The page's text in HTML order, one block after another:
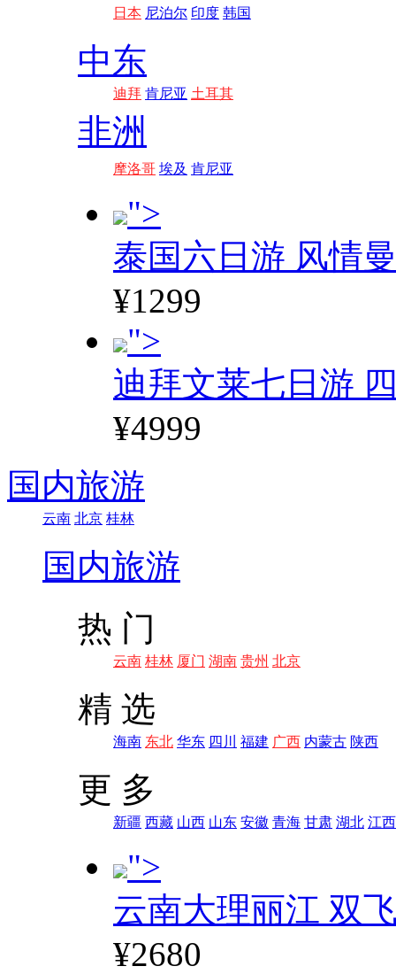
日本 尼泊尔 印度 韩国
中东
迪拜 肯尼亚 土耳其
非洲
摩洛哥 埃及 肯尼亚
">
泰国六日游 风情
¥1299
">
迪拜文莱七日游
¥4999
国内旅游
云南 北京 桂林
国内旅游
热 门
云南 桂林 厦门 湖南 贵州 北京
精 选
海南 东北 华东 四川 福建 广西 内蒙古 陕西
更 多
新疆 西藏 山西 山东 安徽 青海 甘肃 湖北 江西
">
云南大理丽江 双
¥2680